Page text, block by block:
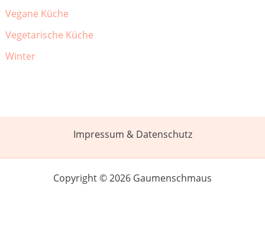
Vegane Küche
Vegetarische Küche
Winter
Impressum & Datenschutz
Copyright © 2026 Gaumenschmaus